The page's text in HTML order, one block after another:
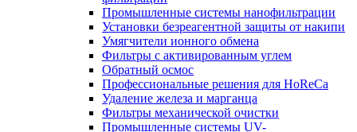
Промышленные системы нанофильтрации
Установки безреагентной защиты от накипи
Умягчители ионного обмена
Фильтры с активированным углем
Обратный осмос
Профессиональные решения для HoReCa
Удаление железа и марганца
Фильтры механической очистки
Промышленные системы UV-